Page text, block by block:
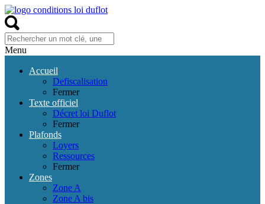
Menu
Accueil
Defiscalisation
Fermer
Texte officiel
Décret loi Duflot
Fermer
Plafonds
Loyers
Ressources
Fermer
Zones
Zone A
Zone A bis